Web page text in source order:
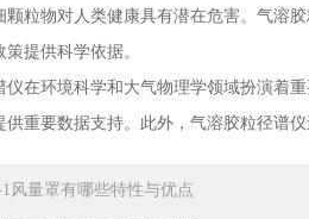
物对人类健康具有潜在危害。气溶胶
提供科学依据。
环境科学和大气物理学领域扮演着重
重要数据支持。此外，气溶胶粒径谱
风量罩有哪些特性与优点